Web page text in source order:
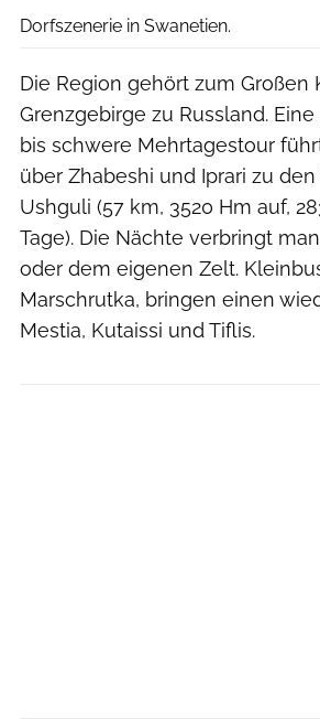
Dorfszenerie in Swanetien.
Die Region gehört zum Großen
Grenzgebirge zu Russland.
bis schwere Mehrtagestour
über Zhabeshi und Iprari zu
Ushguli (57 km, 3520 Hm auf,
Tage). Die Nächte verbringt
oder dem eigenen Zelt.
Marschrutka, bringen einen
Mestia, Kutaissi und Tiflis.